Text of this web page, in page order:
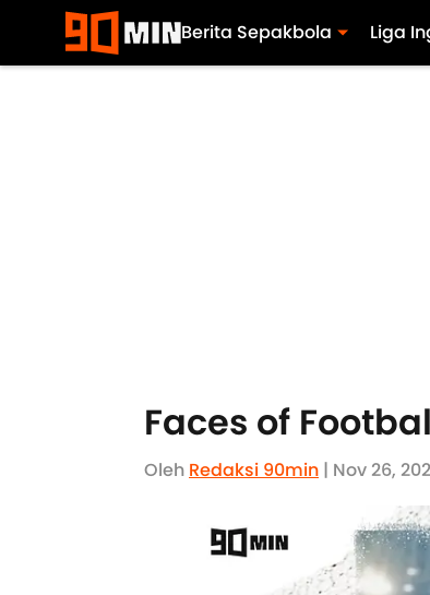
Berita Sepakbola Liga
Faces of
Oleh Redaksi 90min | Nov 26,